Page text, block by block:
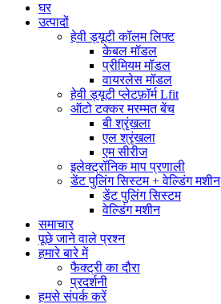
घर
उत्पादों
हेवी ड्यूटी कॉलम लिफ्ट
केबल मॉडल
प्रीमियम मॉडल
वायरलेस मॉडल
हेवी ड्यूटी प्लेटफ़ॉर्म Lfit
ऑटो टक्कर मरम्मत बेंच
बी श्रृंखला
एल श्रृंखला
एम सीरीज
इलेक्ट्रॉनिक माप प्रणाली
डेंट पुलिंग सिस्टम + वेल्डिंग मशीन
डेंट पुलिंग सिस्टम
वेल्डिंग मशीन
समाचार
पूछे जाने वाले प्रश्न
हमारे बारे में
फैक्ट्री का दौरा
प्रदर्शनी
हमसे संपर्क करें